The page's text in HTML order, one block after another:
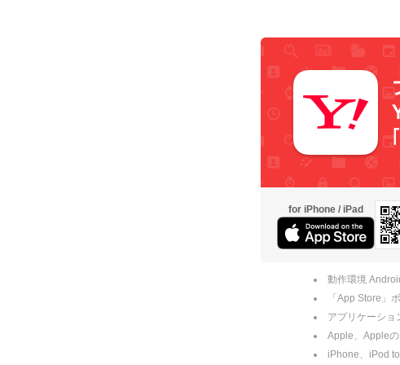
for iPhone / iPad
動作環境
「App Store」
アプリケーシ
Apple、Apple
iPhone、iPod